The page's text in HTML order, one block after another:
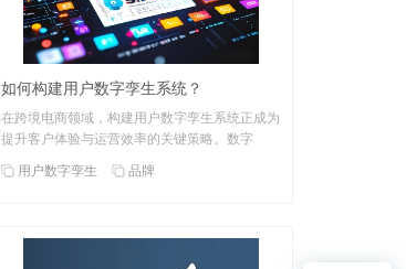
如何构建用户数字孪生系统？
在跨境电商领域，构建用户数字孪生系统正成为
提升客户体验与运营效率的关键策略。数字
用户数字孪生
品牌